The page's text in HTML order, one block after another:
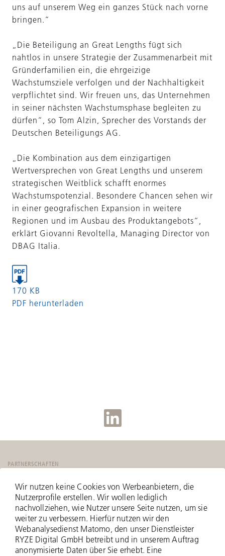
uns auf unserem Weg ein ganzes Stück nach vorne
bringen.“
„Die Beteiligung an Great Lengths fügt sich
nahtlos in unsere Strategie der Zusammenarbeit mit
Gründerfamilien ein, die ehrgeizige
Wachstumsziele verfolgen und der Nachhaltigkeit
verpflichtet sind. Wir freuen uns, das Unternehmen
in seiner nächsten Wachstumsphase begleiten zu
dürfen“, so Tom Alzin, Sprecher des Vorstands der
Deutschen Beteiligungs AG.
„Die Kombination aus dem einzigartigen
Wertversprechen von Great Lengths und unserem
strategischen Weitblick schafft enormes
Wachstumspotenzial. Besondere Chancen sehen wir
in einer geografischen Expansion in weitere
Regionen und im Ausbau des Produktangebots“,
erklärt Giovanni Revoltella, Managing Director von
DBAG Italia.
170 KB
PDF herunterladen
PARTNERSCHAFTEN
Wir nutzen keine Cookies von Werbeanbietern, die
Nutzerprofile erstellen. Wir wollen lediglich
nachvollziehen, wie Nutzer unsere Seite nutzen, um sie
weiter zu verbessern. Hierfür nutzen wir den
Webanalysedienst Matomo, den unser Dienstleister
RYZE Digital GmbH betreibt und in unserem Auftrag
anonymisierte Daten über Sie erhebt. Eine